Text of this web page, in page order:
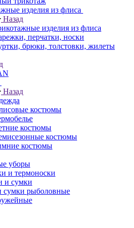
изделия из флиса
Назад
изделия из флиса
перчатки, носки
брюки, толстовки, жилеты
Назад
костюмы
костюмы
костюмы
костюмы
уборы
и термоноски
и сумки
сумки рыболовные